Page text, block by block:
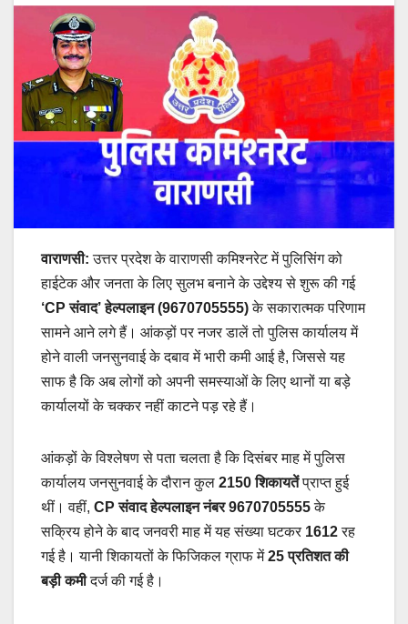
वाराणसी: उत्तर प्रदेश के वाराणसी कमिश्नरेट में पुलिसिंग को
हाईटेक और जनता के लिए सुलभ बनाने के उद्देश्य से शुरू की गई
‘CP संवाद’ हेल्पलाइन (9670705555)के सकारात्मक परिणाम
सामने आने लगे हैं। आंकड़ों पर नजर डालें तो पुलिस कार्यालय में
होने वाली जनसुनवाई के दबाव में भारी कमी आई है, जिससे यह
साफ है कि अब लोगों को अपनी समस्याओं के लिए थानों या बड़े
कार्यालयों के चक्कर नहीं काटने पड़ रहे हैं।
आंकड़ों के विश्लेषण से पता चलता है कि दिसंबर माह में पुलिस
कार्यालय जनसुनवाई के दौरान कुल 2150 शिकायतेंप्राप्त हुई
थीं। वहीं, CP संवाद हेल्पलाइन नंबर 9670705555के
सक्रिय होने के बाद जनवरी माह में यह संख्या घटकर 1612रह
गई है। यानी शिकायतों के फिजिकल ग्राफ में25 प्रतिशत की
बड़ी कमीदर्ज की गई है।